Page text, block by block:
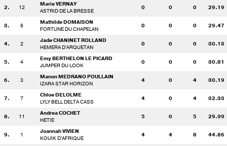
2. 12
Marie VERNAY
ASTRID DE LA BRESSE
0 0 0 29.19
3. 8
Mathilde DOMAISON
FORTUNE DU CHAPELAN
0 0 0 29.47
4. 2
Jade CHANINET ROLLAND
HEMERA D'ARQUETAN
0 0 0 30.13
5. 4
Emy BERTHELON LE PICARD
JUMPER DU LOOK
0 0 0 30.81
6. 3
Manon MEDRANO POULLAIN
IZARA STAR HORIZON
4 0 4 30.19
7. 7
Chloe DELOLME
LYLY BELL DELTA CASS
4 0 4 32.33
8. 11
Andrea COCHET
HETIE
5 0 5 29.99
9. 1
Joannah VIVIEN
KOUIK D'AFRIQUE
4 4 8 44.86